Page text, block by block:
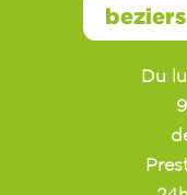
Du